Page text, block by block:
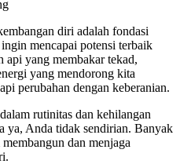
diri adalah fondasi
mencapai potensi terbaik
api yang membakar tekad,
yang mendorong kita
perubahan dengan keberanian.
rutinitas dan kehilangan
ya, Anda tidak sendirian. Banyak
dan menjaga